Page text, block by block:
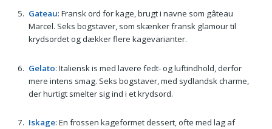
Gateau: Fransk ord for kage, brugt i navne som gâteau
Marcel. Seks bogstaver, som skænker fransk glamour til
krydsordet og dækker flere kagevarianter.
Gelato: Italiensk is med lavere fedt- og luftindhold, derfor
mere intens smag. Seks bogstaver, med sydlandsk charme,
der hurtigt smelter sig ind i et krydsord.
Iskage: En frossen kageformet dessert, ofte med lag af